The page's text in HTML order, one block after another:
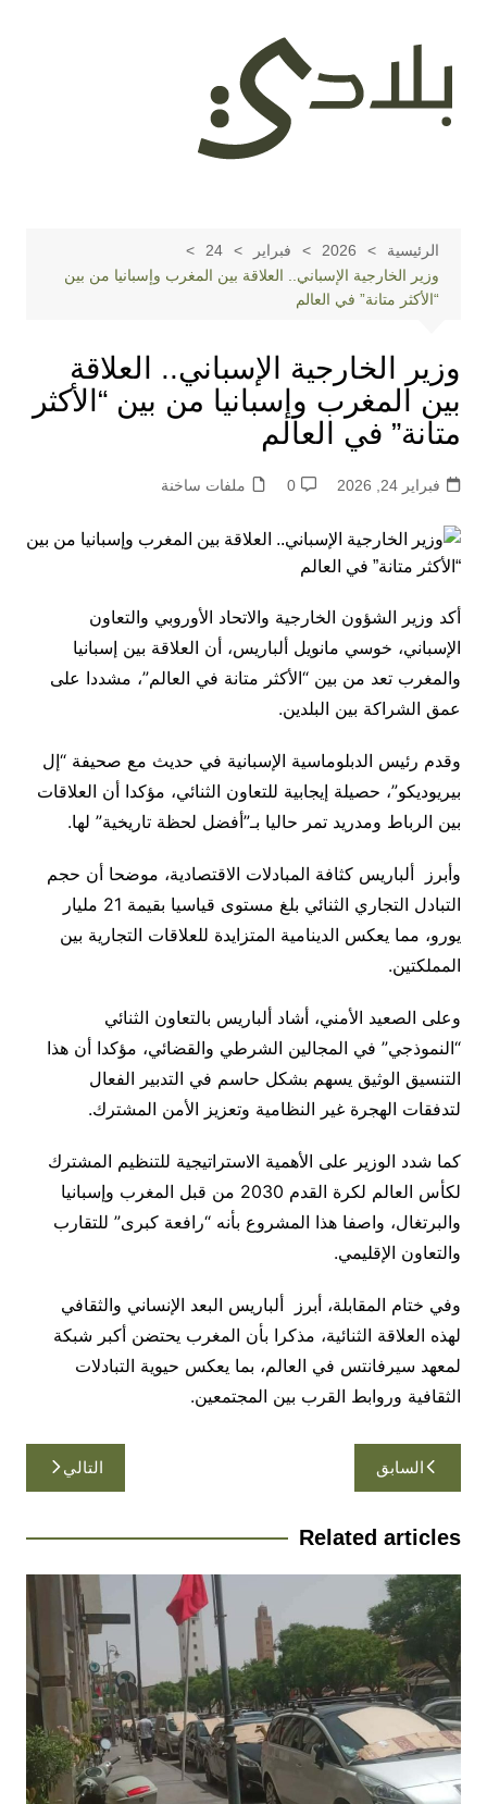
المحتوى
الرئيسية 2026 فبراير
24
وزير الخارجية الإسباني.. العلاقة بين المغرب وإسبانيا من بين
“الأكثر متانة” في العالم
وزير الخارجية الإسباني.. العلاقة
بين المغرب وإسبانيا من بين “الأكثر
متانة” في العالم
فبراير 24, 2026 0 ملفات ساخنة
أكد وزير الشؤون الخارجية والاتحاد الأوروبي والتعاون
الإسباني، خوسي مانويل ألباريس، أن العلاقة بين إسبانيا
والمغرب تعد من بين “الأكثر متانة في العالم”، مشددا على
عمق الشراكة بين البلدين.
وقدم رئيس الدبلوماسية الإسبانية في حديث مع صحيفة “إل
بيريوديكو”، حصيلة إيجابية للتعاون الثنائي، مؤكدا أن العلاقات
بين الرباط ومدريد تمر حاليا بـ”أفضل لحظة تاريخية” لها.
وأبرز ألباريس كثافة المبادلات الاقتصادية، موضحا أن حجم
التبادل التجاري الثنائي بلغ مستوى قياسيا بقيمة 21 مليار
يورو، مما يعكس الدينامية المتزايدة للعلاقات التجارية بين
المملكتين.
وعلى الصعيد الأمني، أشاد ألباريس بالتعاون الثنائي
“النموذجي” في المجالين الشرطي والقضائي، مؤكدا أن هذا
التنسيق الوثيق يسهم بشكل حاسم في التدبير الفعال
لتدفقات الهجرة غير النظامية وتعزيز الأمن المشترك.
كما شدد الوزير على الأهمية الاستراتيجية للتنظيم المشترك
لكأس العالم لكرة القدم 2030 من قبل المغرب وإسبانيا
والبرتغال، واصفا هذا المشروع بأنه “رافعة كبرى” للتقارب
والتعاون الإقليمي.
وفي ختام المقابلة، أبرز ألباريس البعد الإنساني والثقافي
لهذه العلاقة الثنائية، مذكرا بأن المغرب يحتضن أكبر شبكة
لمعهد سيرفانتس في العالم، بما يعكس حيوية التبادلات
الثقافية وروابط القرب بين المجتمعين.
تصفّح
المقالات
السابق التالي
Related articles